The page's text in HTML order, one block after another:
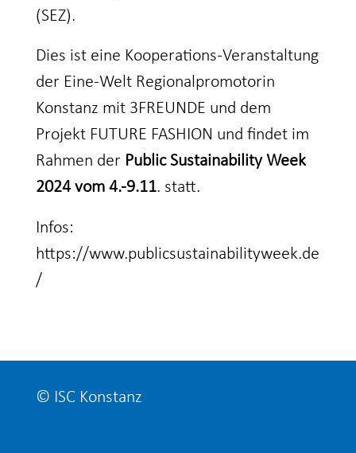
(SEZ).
Dies ist eine Kooperations-Veranstaltung
der Eine-Welt Regionalpromotorin
Konstanz mit 3FREUNDE und dem
Projekt FUTURE FASHION und findet im
Rahmen der Public Sustainability Week
2024 vom 4.-9.11. statt.
Infos:
https://www.publicsustainabilityweek.de
/
© ISC Konstanz